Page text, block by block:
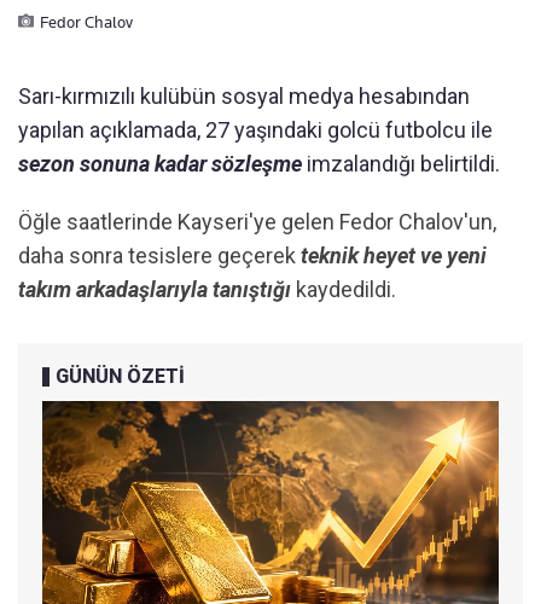
Fedor Chalov
Sarı-kırmızılı kulübün sosyal medya hesabından
yapılan açıklamada, 27 yaşındaki golcü futbolcu ile
sezon sonuna kadar sözleşme imzalandığı belirtildi.
Öğle saatlerinde Kayseri'ye gelen Fedor Chalov'un,
daha sonra tesislere geçerek teknik heyet ve yeni
takım arkadaşlarıyla tanıştığı kaydedildi.
GÜNÜN ÖZETİ